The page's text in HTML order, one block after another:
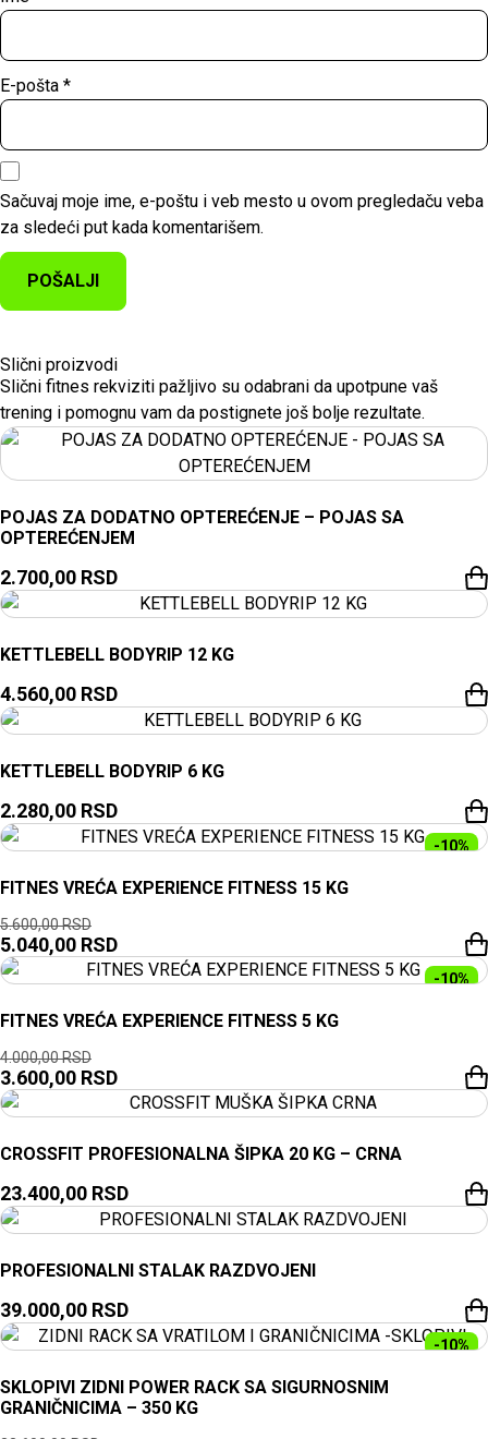
E-pošta *
Sačuvaj moje ime, e-poštu i veb mesto u ovom pregledaču veba
za sledeći put kada komentarišem.
Slični proizvodi
Slični fitnes rekviziti pažljivo su odabrani da upotpune vaš
trening i pomognu vam da postignete još bolje rezultate.
POJAS ZA DODATNO OPTEREĆENJE – POJAS SA
OPTEREĆENJEM
2.700,00 RSD
KETTLEBELL BODYRIP 12 KG
4.560,00 RSD
KETTLEBELL BODYRIP 6 KG
2.280,00 RSD
-10%
FITNES VREĆA EXPERIENCE FITNESS 15 KG
5.600,00RSD
5.040,00 RSD
-10%
FITNES VREĆA EXPERIENCE FITNESS 5 KG
4.000,00RSD
3.600,00 RSD
CROSSFIT PROFESIONALNA ŠIPKA 20 KG – CRNA
23.400,00 RSD
PROFESIONALNI STALAK RAZDVOJENI
39.000,00 RSD
-10%
SKLOPIVI ZIDNI POWER RACK SA SIGURNOSNIM
GRANIČNICIMA – 350 KG